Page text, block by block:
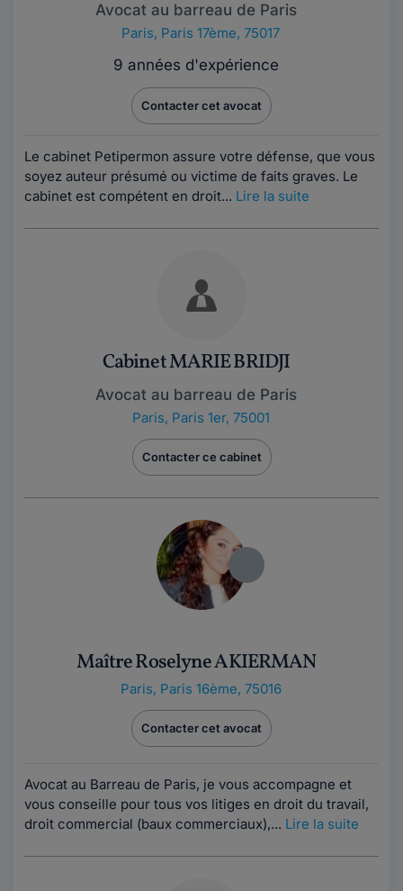
Avocat au barreau de Paris
Paris, Paris 17ème, 75017
9 années d'expérience
Contacter cet avocat
Le cabinet Petipermon assure votre défense, que vous
soyez auteur présumé ou victime de faits graves. Le
cabinet est compétent en droit... Lire la suite
Cabinet MARIE BRIDJI
Avocat au barreau de Paris
Paris, Paris 1er, 75001
Contacter ce cabinet
Maître Roselyne AKIERMAN
Paris, Paris 16ème, 75016
Contacter cet avocat
Avocat au Barreau de Paris, je vous accompagne et
vous conseille pour tous vos litiges en droit du travail,
droit commercial (baux commerciaux),... Lire la suite